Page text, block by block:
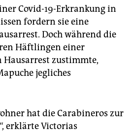
Covid-19-Erkrankung in
fordern sie eine
Doch während die
Häftlingen einer
zustimmte,
jegliches
hat die Carabineros zur
erklärte Victorias